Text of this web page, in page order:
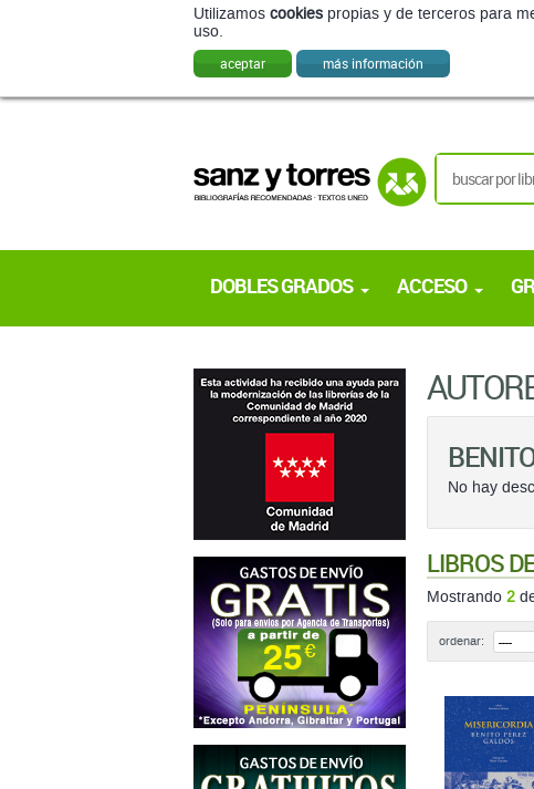
Utilizamos cookies propias y de terceros para
uso.
aceptar más información
DOBLES GRADOS ACCESO
No hay
LIBROS
Mostrando 2
ordenar: